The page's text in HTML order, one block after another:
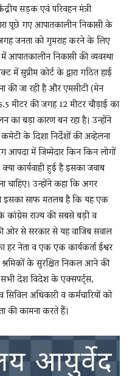
सड़क एवं परिवहन मंत्री
पूछे गए आपातकालीन निकासी के
जनता को गुमराह करने के लिए
निकासी की व्यवस्था
में सुप्रीम कोर्ट के द्वारा गठित हाई
की जा रही है और एमसीटी (मेन
मीटर की जगह 12 मीटर चौड़ाई का
का बड़ा कारण बन रहा है। उन्होंने
के दिशा निर्देशों की अव्हेलना
आपदा में जिम्मेदार किन किन लोगों
कार्यवाही हुई है इसका जवाब
चाहिए। उन्होंने कहा कि अगर
इसका साफ मतलब है कि यह एक
कांग्रेस राज्य की सबसे बड़ी व
की ओर से सरकार से यह वाजिब सवाल
हर नेता व एक एक कार्यकर्ता ईश्वर
के सुरक्षित निकल आने की
देश विदेश के एक्सपर्ट्स,
अधिकारी व कर्मचारियों को
की कामना करते हैं।